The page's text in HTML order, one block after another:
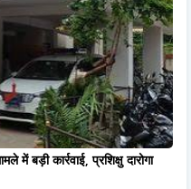
में बड़ी कार्रवाई, प्रशिक्षु दारोगा